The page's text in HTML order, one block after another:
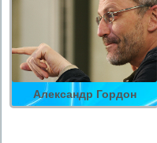
Александр Гордон